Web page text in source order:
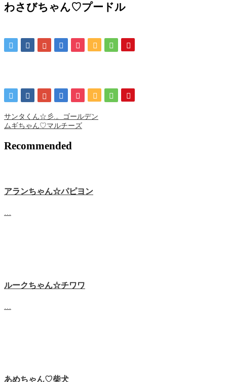
わさびちゃん♡プードル
サンタくん☆彡.。ゴールデン
ムギちゃん♡マルチーズ
Recommended
アランちゃん☆パピヨン
ルークちゃん☆チワワ
あめちゃん♡‬柴犬